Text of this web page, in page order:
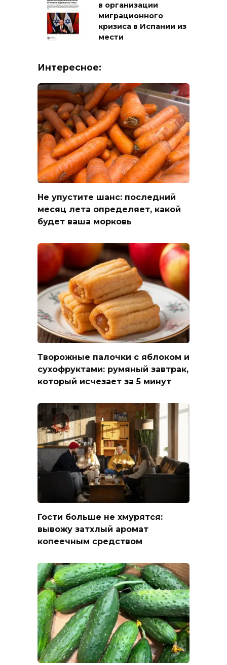
в организации
миграционного
кризиса в Испании из
мести
Интересное:
Не упустите шанс: последний
месяц лета определяет, какой
будет ваша морковь
Творожные палочки с яблоком и
сухофруктами: румяный завтрак,
который исчезает за 5 минут
Гости больше не хмурятся:
вывожу затхлый аромат
копеечным средством